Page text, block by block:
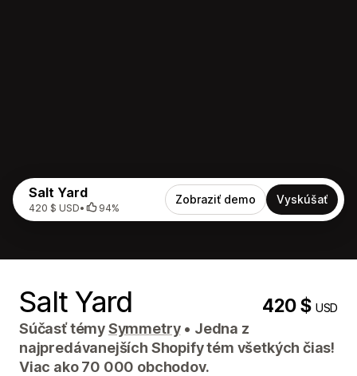
Salt Yard
420 $ USD• 94%
Zobraziť demo Vyskúšať
Salt Yard 420 $USD
Súčasť témySymmetry • Jedna z
najpredávanejších Shopify tém všetkých čias!
Viac ako 70 000 obchodov.